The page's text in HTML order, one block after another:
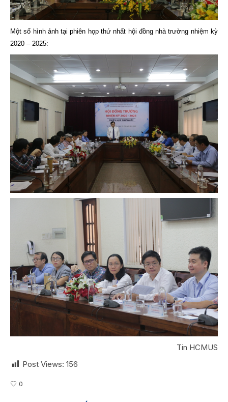
Một số hình ảnh tại phiên họp thứ nhất hội đồng nhà trường nhiệm kỳ
2020 – 2025:
Tin HCMUS
Post Views: 156
0